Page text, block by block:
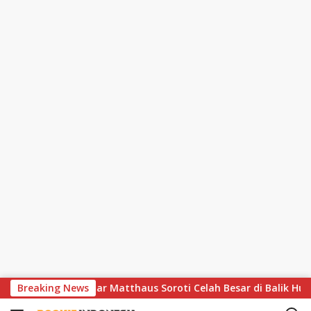
k
Breaking News
Dramatis, Lothar Matthaus Soroti Celah Besar di Balik Hujan